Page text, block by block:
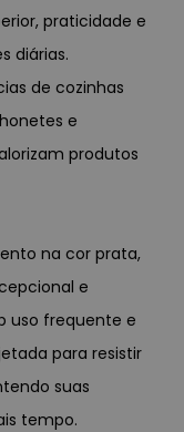
praticidade e
diárias.
de cozinhas
e
produtos
na cor prata,
e
uso frequente e
para resistir
suas
tempo.